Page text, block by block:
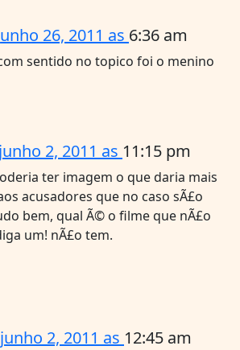
26, 2011 as 6:36 am
sentido no topico foi o menino
junho 2, 2011 as 11:15 pm
ter imagem o que daria mais
acusadores que no caso sÃ£o
bem, qual Ã© o filme que nÃ£o
um! nÃ£o tem.
junho 2, 2011 as 12:45 am